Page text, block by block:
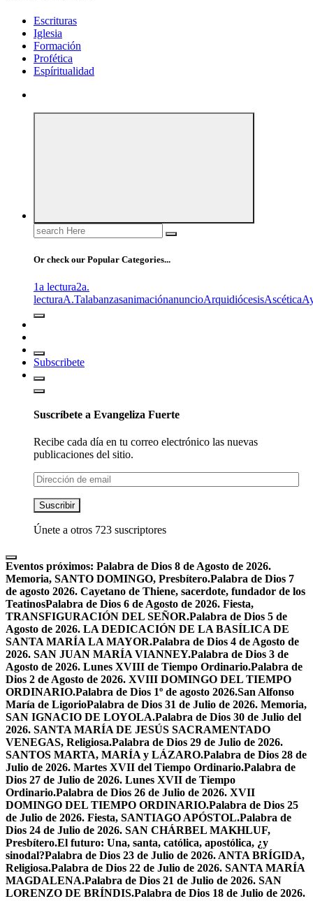
Escrituras
Iglesia
Formación
Profética
Espíritualidad
Search
for:
Or check our Popular Categories...
1a lectura2a.
lecturaA.TalabanzasanimaciónanuncioArquidiócesisAscética
Subscribete
Suscríbete a Evangeliza Fuerte
Recibe cada día en tu correo electrónico las nuevas
publicaciones del sitio.
Dirección
de
email
Suscribir
Únete a otros 723 suscriptores
Eventos próximos: Palabra de Dios 8 de Agosto de 2026.
Memoria, SANTO DOMINGO, Presbítero.Palabra de Dios 7
de agosto 2026. Cayetano de Thiene, sacerdote, fundador de los
TeatinosPalabra de Dios 6 de Agosto de 2026. Fiesta,
TRANSFIGURACIÓN DEL SEÑOR.Palabra de Dios 5 de
Agosto de 2026. LA DEDICACIÓN DE LA BASÍLICA DE
SANTA MARÍA LA MAYOR.Palabra de Dios 4 de Agosto de
2026. SAN JUAN MARÍA VIANNEY.Palabra de Dios 3 de
Agosto de 2026. Lunes XVIII de Tiempo Ordinario.Palabra de
Dios 2 de Agosto de 2026. XVIII DOMINGO DEL TIEMPO
ORDINARIO.Palabra de Dios 1º de agosto 2026.San Alfonso
María de LigorioPalabra de Dios 31 de Julio de 2026. Memoria,
SAN IGNACIO DE LOYOLA.Palabra de Dios 30 de Julio del
2026. SANTA MARÍA DE JESÚS SACRAMENTADO
VENEGAS, Religiosa.Palabra de Dios 29 de Julio de 2026.
SANTOS MARTA, MARÍA y LÁZARO.Palabra de Dios 28 de
Julio de 2026. Martes XVII del Tiempo Ordinario.Palabra de
Dios 27 de Julio de 2026. Lunes XVII de Tiempo
Ordinario.Palabra de Dios 26 de Julio de 2026. XVII
DOMINGO DEL TIEMPO ORDINARIO.Palabra de Dios 25
de Julio de 2026. Fiesta, SANTIAGO APÓSTOL.Palabra de
Dios 24 de Julio de 2026. SAN CHÁRBEL MAKHLUF,
Presbítero.El futuro: Una, santa, católica, apostólica, ¿y
sinodal?Palabra de Dios 23 de Julio de 2026. ANTA BRÍGIDA,
Religiosa.Palabra de Dios 22 de Julio de 2026. SANTA MARÍA
MAGDALENA.Palabra de Dios 21 de Julio de 2026. SAN
LORENZO DE BRÍNDIS.Palabra de Dios 18 de Julio de 2026.